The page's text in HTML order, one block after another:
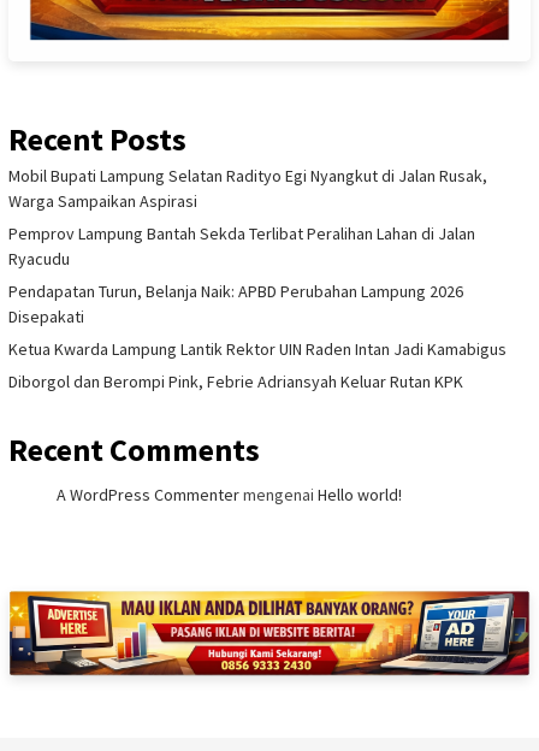
Recent Posts
Mobil Bupati Lampung Selatan Radityo Egi Nyangkut di Jalan Rusak,
Warga Sampaikan Aspirasi
Pemprov Lampung Bantah Sekda Terlibat Peralihan Lahan di Jalan
Ryacudu
Pendapatan Turun, Belanja Naik: APBD Perubahan Lampung 2026
Disepakati
Ketua Kwarda Lampung Lantik Rektor UIN Raden Intan Jadi Kamabigus
Diborgol dan Berompi Pink, Febrie Adriansyah Keluar Rutan KPK
Recent Comments
A WordPress Commentermengenai Hello world!